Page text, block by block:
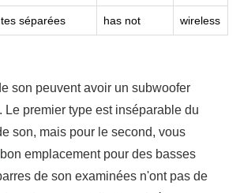
séparées has not wireless
son peuvent avoir un subwoofer
Le premier type est inséparable du
son, mais pour le second, vous
emplacement pour des basses
de son examinées n'ont pas de